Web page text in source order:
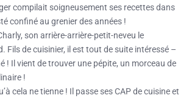
compilait soigneusement ses recettes dans
confiné au grenier des années !
son arrière-arrière-petit-neveu le
Fils de cuisinier, il est tout de suite intéressé –
! Il vient de trouver une pépite, un morceau de
!
cela ne tienne ! Il passe ses CAP de cuisine et